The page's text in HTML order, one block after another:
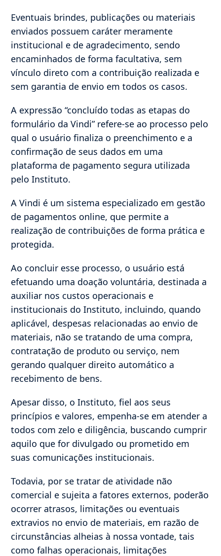
Eventuais brindes, publicações ou materiais
enviados possuem caráter meramente
institucional e de agradecimento, sendo
encaminhados de forma facultativa, sem
vínculo direto com a contribuição realizada e
sem garantia de envio em todos os casos.
A expressão “concluído todas as etapas do
formulário da Vindi” refere-se ao processo pelo
qual o usuário finaliza o preenchimento e a
confirmação de seus dados em uma
plataforma de pagamento segura utilizada
pelo Instituto.
A Vindi é um sistema especializado em gestão
de pagamentos online, que permite a
realização de contribuições de forma prática e
protegida.
Ao concluir esse processo, o usuário está
efetuando uma doação voluntária, destinada a
auxiliar nos custos operacionais e
institucionais do Instituto, incluindo, quando
aplicável, despesas relacionadas ao envio de
materiais, não se tratando de uma compra,
contratação de produto ou serviço, nem
gerando qualquer direito automático a
recebimento de bens.
Apesar disso, o Instituto, fiel aos seus
princípios e valores, empenha-se em atender a
todos com zelo e diligência, buscando cumprir
aquilo que for divulgado ou prometido em
suas comunicações institucionais.
Todavia, por se tratar de atividade não
comercial e sujeita a fatores externos, poderão
ocorrer atrasos, limitações ou eventuais
extravios no envio de materiais, em razão de
circunstâncias alheias à nossa vontade, tais
como falhas operacionais, limitações